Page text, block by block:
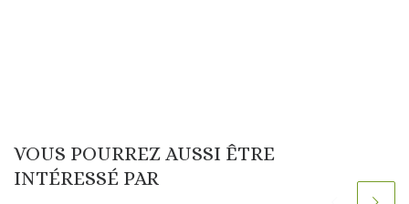
VOUS POURREZ AUSSI ÊTRE
INTÉRESSÉ PAR